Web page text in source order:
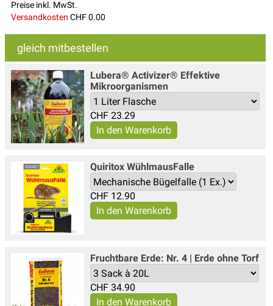
Preise inkl. MwSt.
Versandkosten CHF 0.00
gleich mitbestellen
Lubera® Activizer® Effektive
Mikroorganismen
CHF 23.29
Quiritox WühlmausFalle
CHF 12.90
Fruchtbare Erde: Nr. 4 | Erde ohne Torf
CHF 34.90